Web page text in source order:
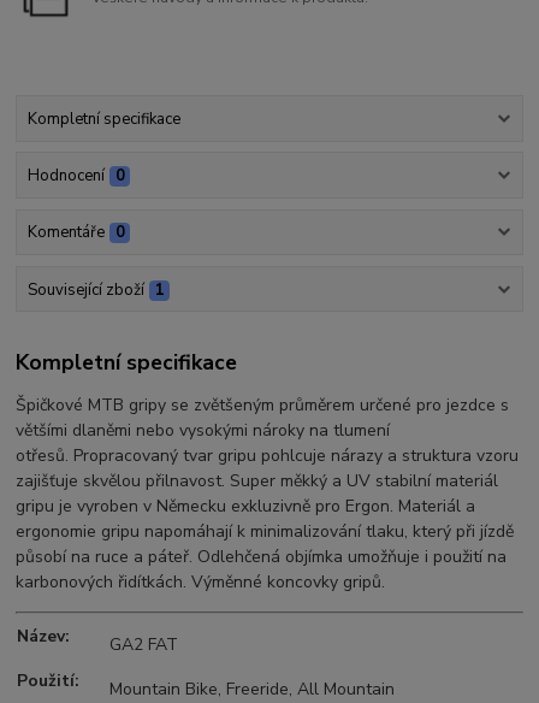
Kompletní specifikace
Hodnocení 0
Komentáře 0
Související zboží 1
Kompletní specifikace
Špičkové MTB gripy se zvětšeným průměrem určené pro jezdce s
většími dlaněmi nebo vysokými nároky na tlumení
otřesů. Propracovaný tvar gripu pohlcuje nárazy a struktura vzoru
zajišťuje skvělou přilnavost. Super měkký a UV stabilní materiál
gripu je vyroben v Německu exkluzivně pro Ergon. Materiál a
ergonomie gripu napomáhají k minimalizování tlaku, který při jízdě
působí na ruce a páteř. Odlehčená objímka umožňuje i použití na
karbonových řidítkách. Výměnné koncovky gripů.
Název:
GA2 FAT
Použití:
Mountain Bike, Freeride, All Mountain